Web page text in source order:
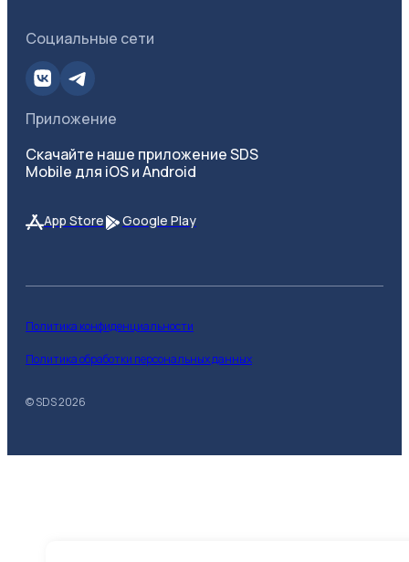
Социальные сети
Приложение
Скачайте наше приложение SDS
Mobile для iOS и Android
App Store Google Play
© SDS2026
Политика конфиденциальности
Политика обработки персональных данных